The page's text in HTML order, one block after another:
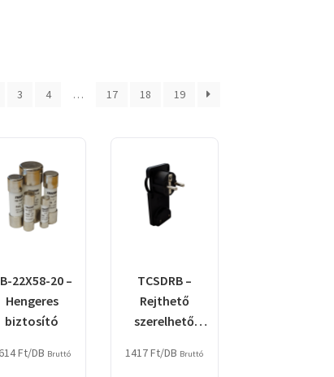
3 4 … 17 18 19
22X58-20 –
Hengeres
biztosító
Ft/DB Bruttó
TCSDRB –
Rejthető
szerelhető
dugó,lapos,fe
1417Ft/DB Bruttó